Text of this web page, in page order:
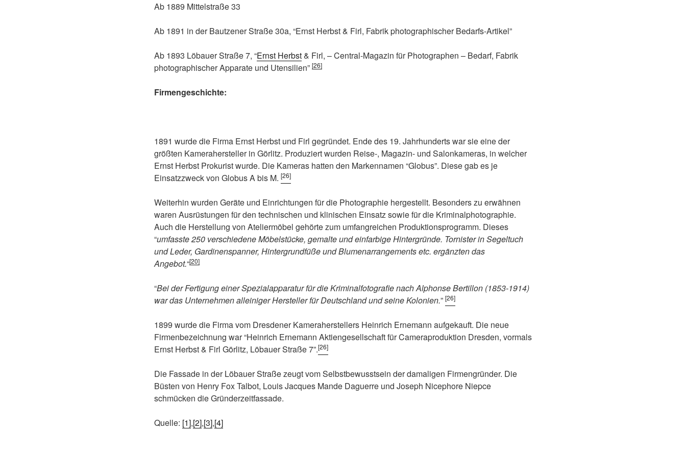
Ab 1889 Mittelstraße 33
Ab 1891 in der Bautzener Straße 30a, “Ernst Herbst & Firl, Fabrik photographischer Bedarfs-Artikel”
Ab 1893 Löbauer Straße 7, “Ernst Herbst& Firl, – Central-Magazin für Photographen – Bedarf, Fabrik
photographischer Apparate und Utensilien” [26]
Firmengeschichte:
1891 wurde die Firma Ernst Herbst und Firl gegründet. Ende des 19. Jahrhunderts war sie eine der
größten Kamerahersteller in Görlitz. Produziert wurden Reise-, Magazin- und Salonkameras, in welcher
Ernst Herbst Prokurist wurde. Die Kameras hatten den Markennamen “Globus”. Diese gab es je
Einsatzzweck von Globus A bis M. [26]
Weiterhin wurden Geräte und Einrichtungen für die Photographie hergestellt. Besonders zu erwähnen
waren Ausrüstungen für den technischen und klinischen Einsatz sowie für die Kriminalphotographie.
Auch die Herstellung von Ateliermöbel gehörte zum umfangreichen Produktionsprogramm. Dieses
“umfasste 250 verschiedene Möbelstücke, gemalte und einfarbige Hintergründe. Tornister in Segeltuch
und Leder, Gardinenspanner, Hintergrundfüße und Blumenarrangements etc. ergänzten das
Angebot.“[20]
“Bei der Fertigung einer Spezialapparatur für die Kriminalfotografie nach Alphonse Bertillon (1853-1914)
war das Unternehmen alleiniger Hersteller für Deutschland und seine Kolonien.” [26]
1899 wurde die Firma vom Dresdener Kameraherstellers Heinrich Ernemann aufgekauft. Die neue
Firmenbezeichnung war “Heinrich Ernemann Aktiengesellschaft für Cameraproduktion Dresden, vormals
Ernst Herbst & Firl Görlitz, Löbauer Straße 7”.[26]
Die Fassade in der Löbauer Straße zeugt vom Selbstbewusstsein der damaligen Firmengründer. Die
Büsten von Henry Fox Talbot, Louis Jacques Mande Daguerre und Joseph Nicephore Niepce
schmücken die Gründerzeitfassade.
Quelle: [1],[2],[3],[4]